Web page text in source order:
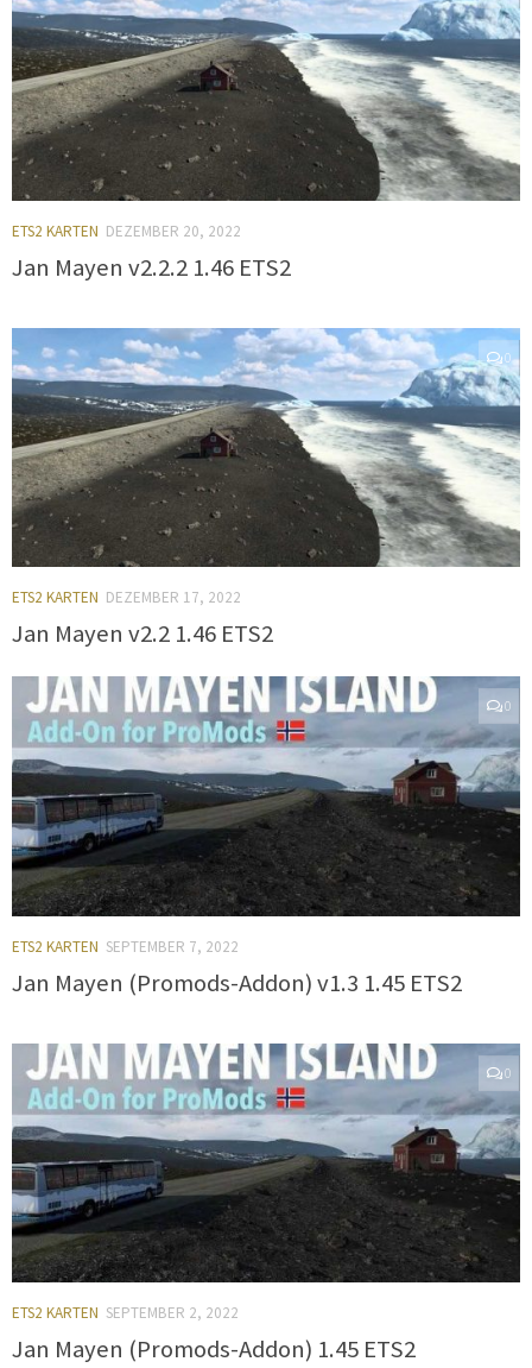
ETS2 KARTEN DEZEMBER 20, 2022
Jan Mayen v2.2.2 1.46 ETS2
0
ETS2 KARTEN DEZEMBER 17, 2022
Jan Mayen v2.2 1.46 ETS2
0
ETS2 KARTEN SEPTEMBER 7, 2022
Jan Mayen (Promods-Addon) v1.3 1.45 ETS2
0
ETS2 KARTEN SEPTEMBER 2, 2022
Jan Mayen (Promods-Addon) 1.45 ETS2